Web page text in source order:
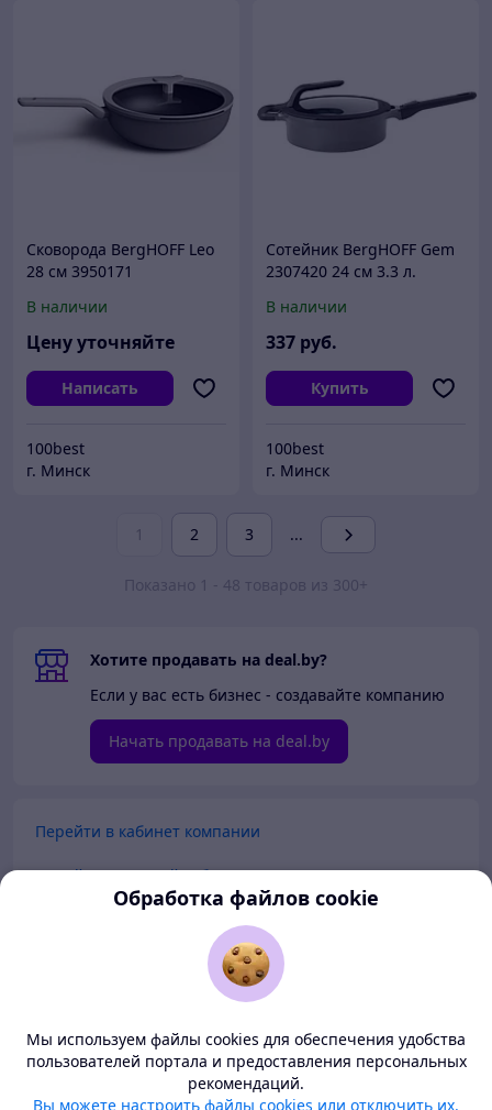
Сковорода BergHOFF Leo
28 см 3950171
В наличии
Цену уточняйте
Написать
100best
г. Минск
Сотейник BergHOFF Gem
2307420 24 см 3.3 л.
В наличии
337 руб.
Купить
100best
г. Минск
1 2 3 ...
Показано 1 - 48 товаров из 300+
Хотите продавать на deal.by?
Если у вас есть бизнес - создавайте компанию
Начать продавать на deal.by
Перейти в кабинет компании
Перейти в личный кабинет
О нас
Deal.by — маркетплейс Беларуси
Обработка файлов cookie
Мы используем файлы cookies для обеспечения удобства
пользователей портала и предоставления персональных
рекомендаций.
Вы можете настроить файлы cookies или отключить их.